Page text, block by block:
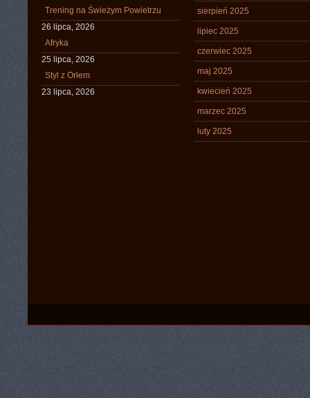
Trening na Świeżym Powietrzu
26 lipca, 2026
Afryka
25 lipca, 2026
Styl z Orłem
23 lipca, 2026
sierpień 2025
lipiec 2025
czerwiec 2025
maj 2025
kwiecień 2025
marzec 2025
luty 2025